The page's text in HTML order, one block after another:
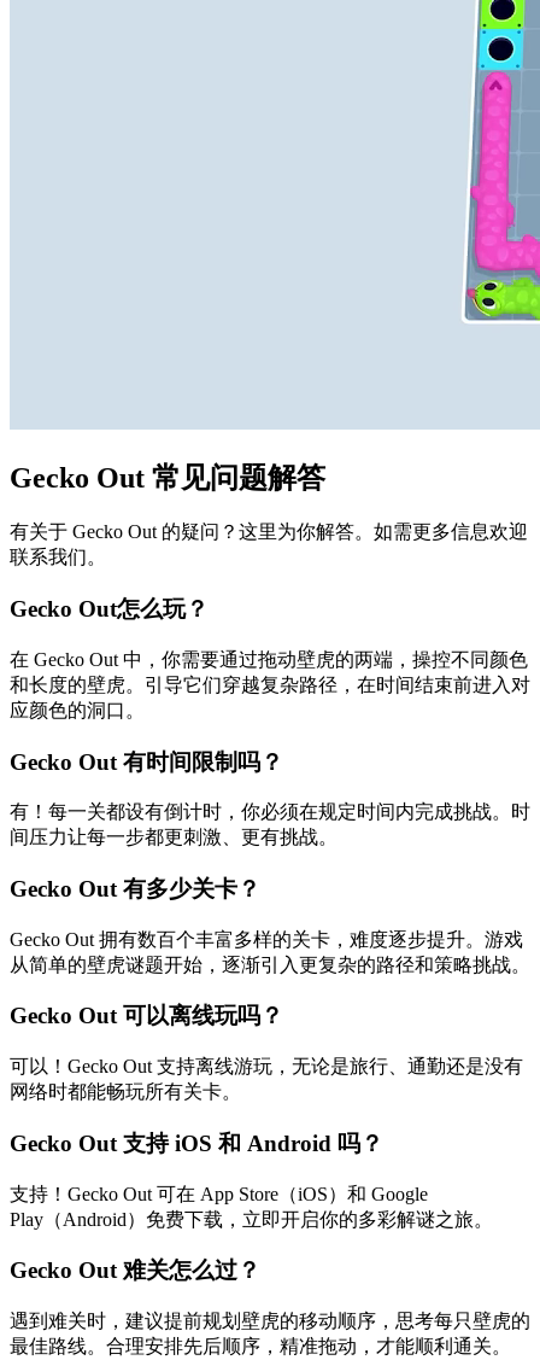
Gecko Out 常见问题解答
有关于 Gecko Out 的疑问？这里为你解答。如需更多信息欢迎
联系我们。
Gecko Out怎么玩？
在 Gecko Out 中，你需要通过拖动壁虎的两端，操控不同颜色
和长度的壁虎。引导它们穿越复杂路径，在时间结束前进入对
应颜色的洞口。
Gecko Out 有时间限制吗？
有！每一关都设有倒计时，你必须在规定时间内完成挑战。时
间压力让每一步都更刺激、更有挑战。
Gecko Out 有多少关卡？
Gecko Out 拥有数百个丰富多样的关卡，难度逐步提升。游戏
从简单的壁虎谜题开始，逐渐引入更复杂的路径和策略挑战。
Gecko Out 可以离线玩吗？
可以！Gecko Out 支持离线游玩，无论是旅行、通勤还是没有
网络时都能畅玩所有关卡。
Gecko Out 支持 iOS 和 Android 吗？
支持！Gecko Out 可在 App Store（iOS）和 Google
Play（Android）免费下载，立即开启你的多彩解谜之旅。
Gecko Out 难关怎么过？
遇到难关时，建议提前规划壁虎的移动顺序，思考每只壁虎的
最佳路线。合理安排先后顺序，精准拖动，才能顺利通关。